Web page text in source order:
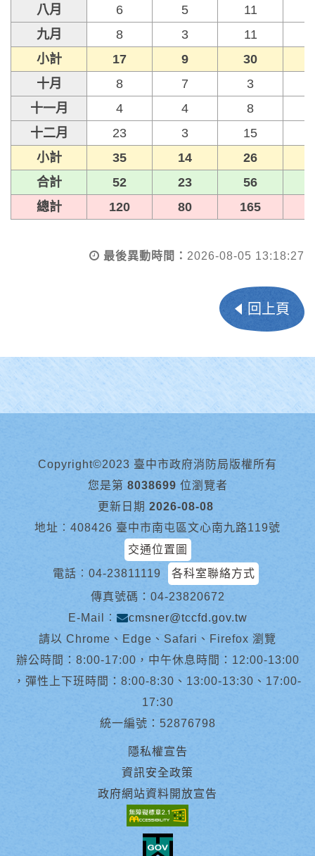
八月
6 5 11
九月
8 3
11
小計
17 9 30
十月
8 7 3
十一月
4 4 8
十二月
23 3 15
小計
35 14 26
合計
52 23 56
總計
120 80 165
最後異動時間： 2026-08-05 13:18:27
回上頁
Copyright©2023 臺中市政府消防局版權所有
您是第 8038699 位瀏覽者
更新日期 2026-08-08
地址︰408426 臺中市南屯區文心南九路119號
交通位置圖
電話︰ 04-23811119
各科室聯絡方式
傳真號碼：04-23820672
E-Mail︰
cmsner@tccfd.gov.tw
請以 Chrome、Edge、Safari、Firefox 瀏覽
辦公時間：8:00-17:00，中午休息時間：12:00-13:00
，彈性上下班時間：8:00-8:30、13:00-13:30、17:00-
17:30
統一編號：52876798
隱私權宣告
資訊安全政策
政府網站資料開放宣告